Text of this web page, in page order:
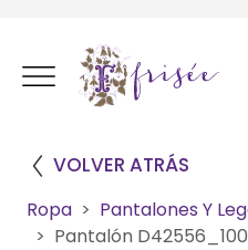
VOLVER ATRÁS
Ropa
Pantalones Y
Pantalón